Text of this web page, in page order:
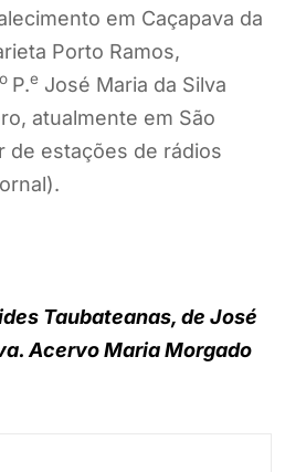
em Caçapava da
Porto Ramos,
P.e José Maria da Silva
atualmente em São
de estações de rádios
Taubateanas, de José
Acervo Maria Morgado